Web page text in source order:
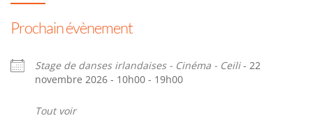
Prochain évènement
Stage de danses irlandaises - Cinéma - Ceili- 22
novembre 2026 - 10h00 - 19h00
Tout voir